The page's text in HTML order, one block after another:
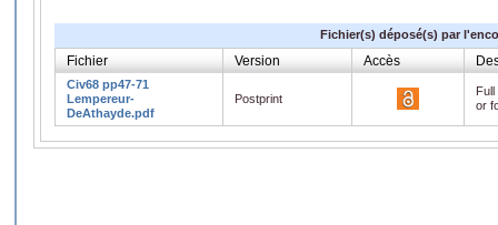
Fichier(s) déposé(s) par
Fichier Version Accès
Civ68 pp47-71
Lempereur-
DeAthayde.pdf
Postprint
or